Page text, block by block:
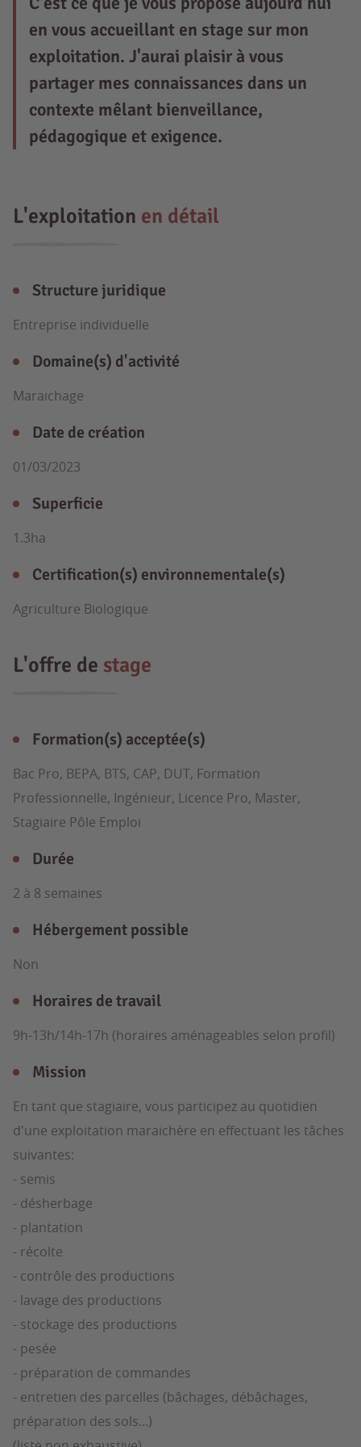
en vous accueillant en stage sur mon
exploitation. J'aurai plaisir à vous
partager mes connaissances dans un
contexte mêlant bienveillance,
pédagogique et exigence.
L'exploitation en détail
Structure juridique
Entreprise individuelle
Domaine(s) d'activité
Maraichage
Date de création
01/03/2023
Superficie
1.3ha
Certification(s) environnementale(s)
Agriculture Biologique
L'offre de stage
Formation(s) acceptée(s)
Bac Pro, BEPA, BTS, CAP, DUT, Formation
Professionnelle, Ingénieur, Licence Pro, Master,
Stagiaire Pôle Emploi
Durée
2 à 8 semaines
Hébergement possible
Non
Horaires de travail
9h-13h/14h-17h (horaires aménageables selon profil)
Mission
En tant que stagiaire, vous participez au quotidien
d'une exploitation maraichère en effectuant les tâches
suivantes:
- semis
- désherbage
- plantation
- récolte
- contrôle des productions
- lavage des productions
- stockage des productions
- pesée
- préparation de commandes
- entretien des parcelles (bâchages, débâchages,
préparation des sols...)